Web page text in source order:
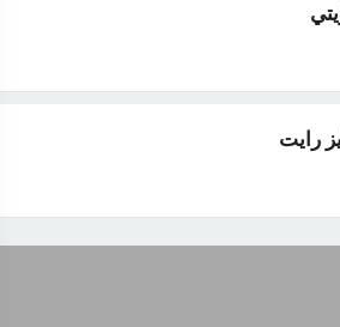
رايت